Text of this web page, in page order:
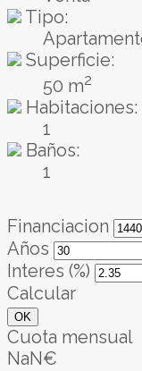
Tipo:
Superficie:
50 m2
Habitaciones:
1
Baños:
1
Financiacion
Años
Interes (%)
Calcular
OK
Cuota mensual
NaN€